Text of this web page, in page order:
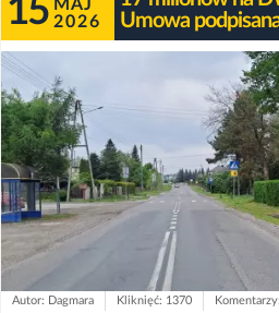
15 MAJ
2026
Umowa
Autor: Dagmara Kliknięć: 1370